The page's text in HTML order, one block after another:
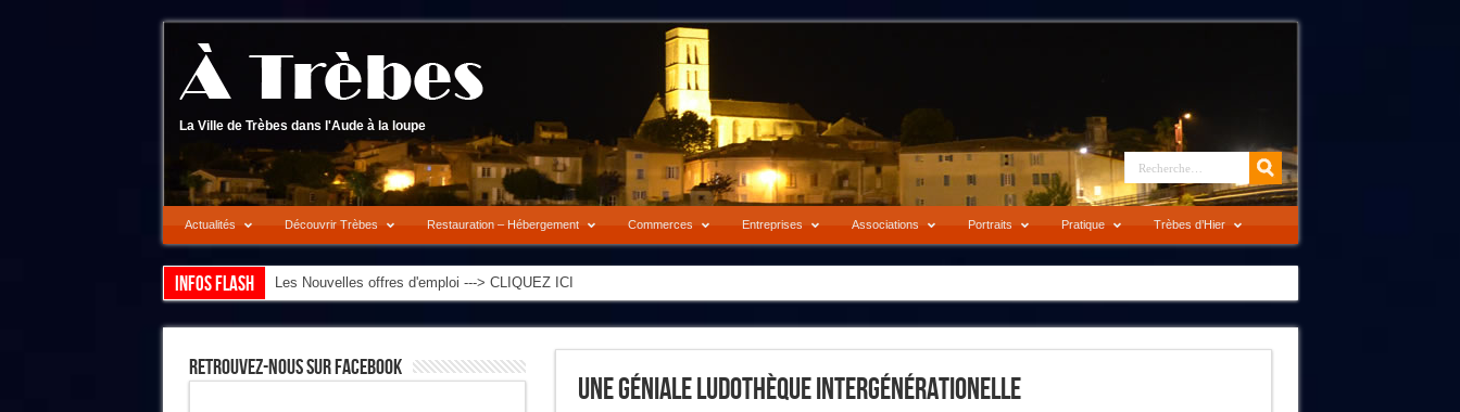
La Ville de Trèbes dans l'Aude à la loupe
Actualités Découvrir Trèbes Restauration – Hébergement Commerces Entreprises Associations Portraits Pratique Trèbes d’Hier
Infos flash Les Nouvelles offres d'emploi ---> CLIQUEZ ICI
Une Géniale Ludothèque Intergénérationelle
Retrouvez-Nous Sur Facebook